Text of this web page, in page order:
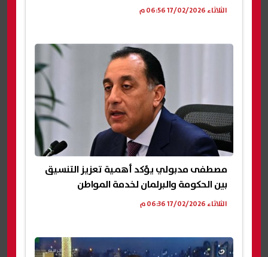
الثلاثاء 17/02/2026 06:56 م
مصطفى مدبولي يؤكد أهمية تعزيز التنسيق
بين الحكومة والبرلمان لخدمة المواطن
الثلاثاء 17/02/2026 06:36 م